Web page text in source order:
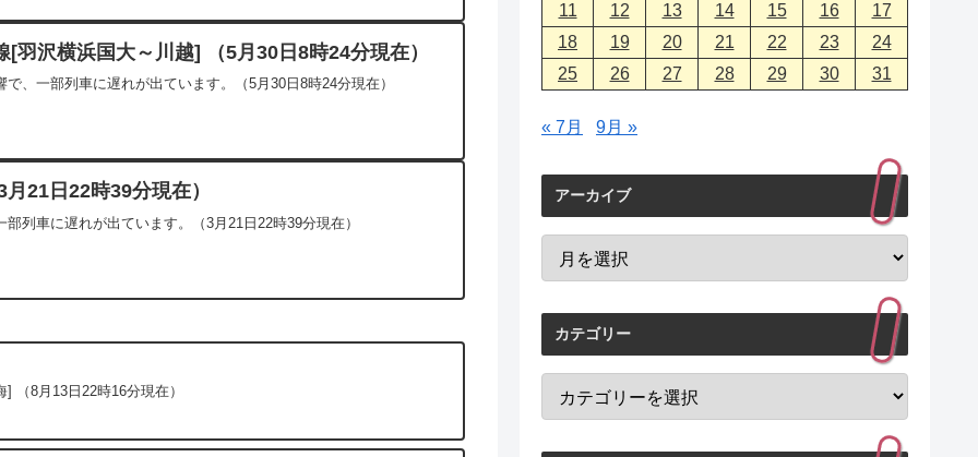
[羽沢横浜国大～川越] （5月30日8時24分現在）
、一部列車に遅れが出ています。（5月30日8時24分現在）
21日22時39分現在）
列車に遅れが出ています。（3月21日22時39分現在）
（8月13日22時16分現在）
11
12 13 14 15 16
17
18
19 20 21 22 23
24
25
26 27 28 29 30 31
« 7月 9月 »
アーカイブ
カテゴリー